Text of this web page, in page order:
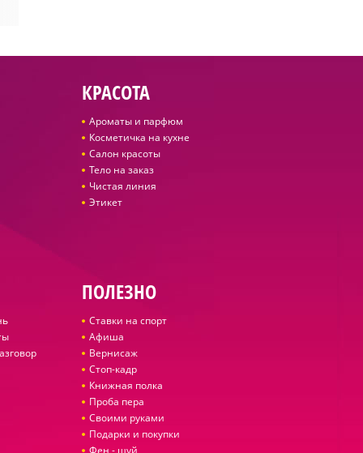
КРАСОТА
Ароматы и парфюм
Косметичка на кухне
Салон красоты
Тело на заказ
Чистая линия
Этикет
ПОЛЕЗНО
Ставки на спорт
Афиша
Вернисаж
Стоп-кадр
Книжная полка
Проба пера
Своими руками
Подарки и покупки
Фен - шуй